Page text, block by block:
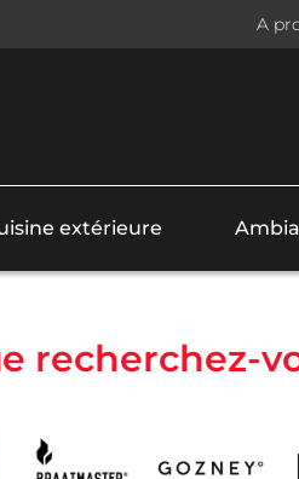
A
extérieure
recherchez-